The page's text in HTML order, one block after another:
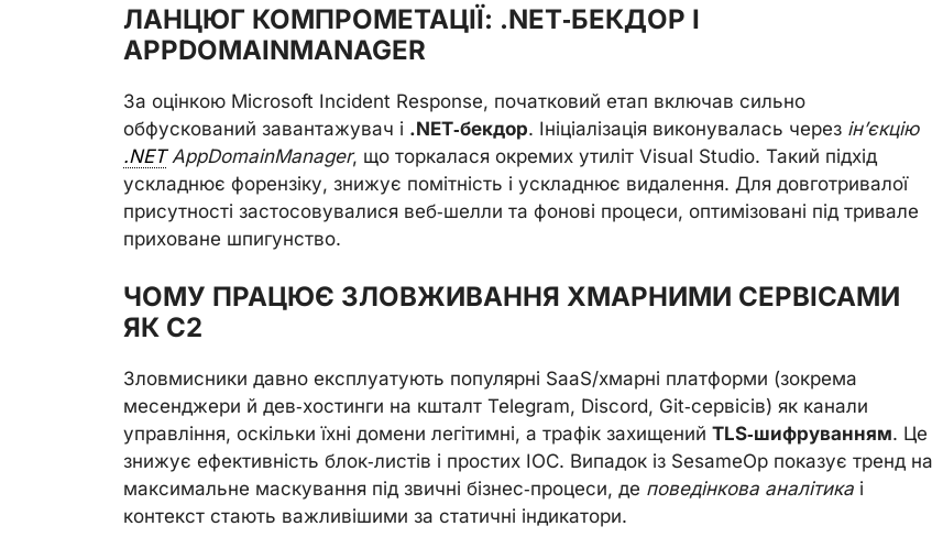
ЛАНЦЮГ КОМПРОМЕТАЦІЇ: .NET‑БЕКДОР І
APPDOMAINMANAGER
За оцінкою Microsoft Incident Response, початковий етап включав сильно
обфускований завантажувач і .NET‑бекдор. Ініціалізація виконувалась через ін’єкцію
.NETAppDomainManager, що торкалася окремих утиліт Visual Studio. Такий підхід
ускладнює форензіку, знижує помітність і ускладнює видалення. Для довготривалої
присутності застосовувалися веб‑шелли та фонові процеси, оптимізовані під тривале
приховане шпигунство.
ЧОМУ ПРАЦЮЄ ЗЛОВЖИВАННЯ ХМАРНИМИ СЕРВІСАМИ
ЯК C2
Зловмисники давно експлуатують популярні SaaS/хмарні платформи (зокрема
месенджери й дев‑хостинги на кшталт Telegram, Discord, Git‑сервісів) як канали
управління, оскільки їхні домени легітимні, а трафік захищений TLS‑шифруванням. Це
знижує ефективність блок‑листів і простих IOC. Випадок із SesameOp показує тренд на
максимальне маскування під звичні бізнес‑процеси, де поведінкова аналітика і
контекст стають важливішими за статичні індикатори.